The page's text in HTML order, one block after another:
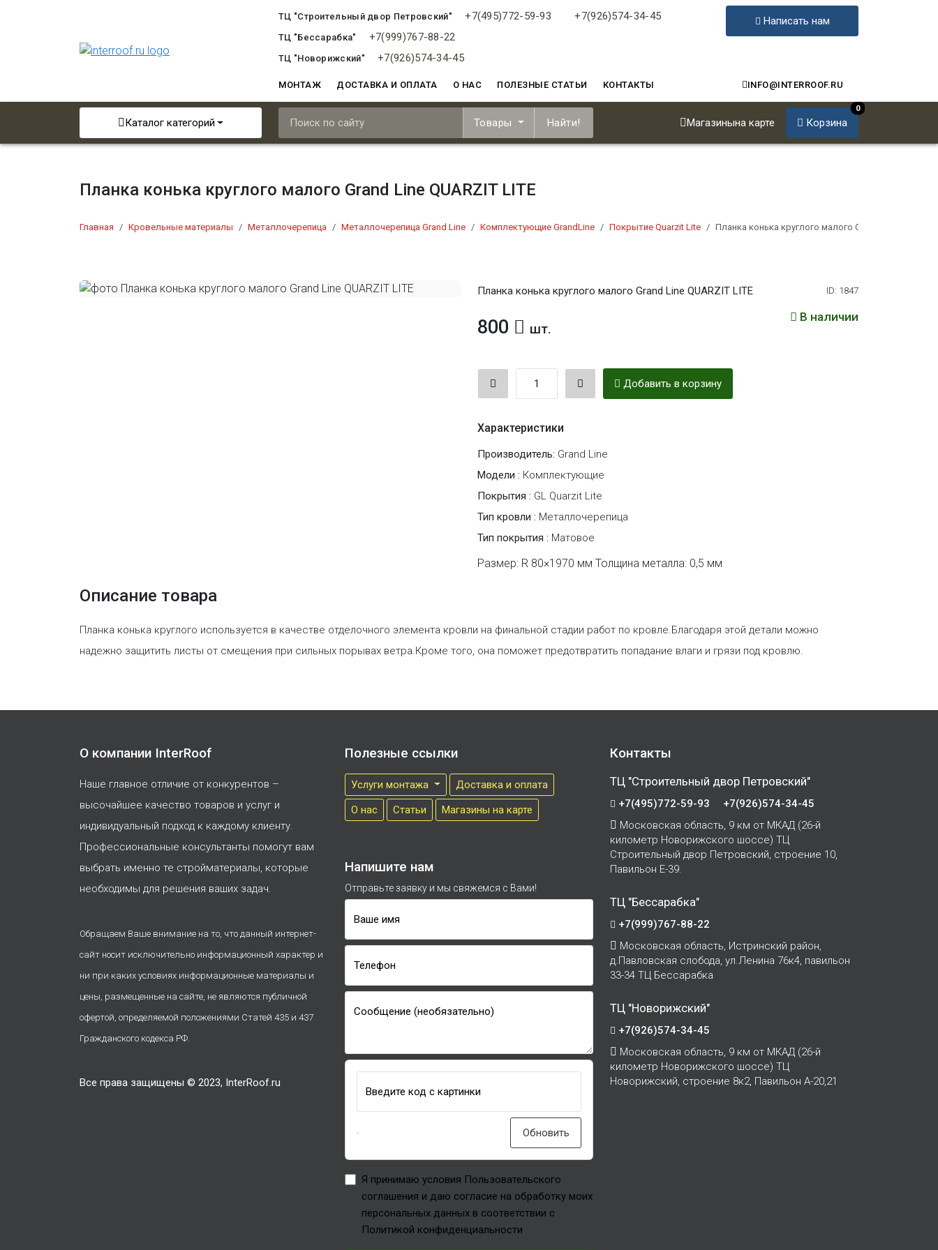
ТЦ "Строительный двор Петровский" +7(495)772-59-93 +7(926)574-34-45
ТЦ "Бессарабка" +7(999)767-88-22
ТЦ "Новорижский" +7(926)574-34-45
Написать нам
МОНТАЖ ДОСТАВКА И ОПЛАТА О НАС ПОЛЕЗНЫЕ СТАТЬИ КОНТАКТЫ INFO@INTERROOF.RU
Каталог категорий Товары Найти! Магазинына карте Корзина
0
Планка конька круглого малого Grand Line QUARZIT LITE
Главная Кровельные материалы Металлочерепица Металлочерепица Grand Line Комплектующие GrandLine Покрытие Quarzit Lite Планка конька круглого малого Grand Line QUARZIT
Планка конька круглого малого Grand Line QUARZIT LITE ID: 1847
В наличии
800 шт.
Добавить в корзину
Характеристики
Производитель: Grand Line
Модели : Комплектующие
Покрытия : GL Quarzit Lite
Тип кровли : Металлочерепица
Тип покрытия : Матовое
Размер: R 80×1970 мм Толщина металла: 0,5 мм
Описание товара
Планка конька круглого используется в качестве отделочного элемента кровли на финальной стадии работ по кровле.Благодаря этой детали можно
надежно защитить листы от смещения при сильных порывах ветра.Кроме того, она поможет предотвратить попадание влаги и грязи под кровлю.
О компании InterRoof
Наше главное отличие от конкурентов –
высочайшее качество товаров и услуг и
индивидуальный подход к каждому клиенту.
Профессиональные консультанты помогут вам
выбрать именно те стройматериалы, которые
необходимы для решения ваших задач.
Обращаем Ваше внимание на то, что данный интернет-
сайт носит исключительно информационный характер и
ни при каких условиях информационные материалы и
цены, размещенные на сайте, не являются публичной
офертой, определяемой положениями Статей 435 и 437
Гражданского кодекса РФ.
Все права защищены © 2023, InterRoof.ru
Полезные ссылки
Услуги монтажа
Доставка и оплата
О нас
Cтатьи Магазины на карте
Напишите нам
Отправьте заявку и мы свяжемся с Вами!
Ваше имя
Телефон
Сообщение (необязательно)
Введите код с картинки
Обновить
Я принимаю условия Пользовательского
соглашения и даю согласие на обработку моих
персональных данных в соответствии с
Политикой конфиденциальности
Контакты
ТЦ "Строительный двор Петровский"
+7(495)772-59-93
+7(926)574-34-45
Московская область, 9 км от МКАД (26-й
километр Новорижского шоссе) ТЦ
Строительный двор Петровский, строение 10,
Павильон Е-39.
ТЦ "Бессарабка"
+7(999)767-88-22
Московская область, Истринский район,
д.Павловская слобода, ул.Ленина 76к4, павильон
33-34 ТЦ Бессарабка
ТЦ "Новорижский"
+7(926)574-34-45
Московская область, 9 км от МКАД (26-й
километр Новорижского шоссе) ТЦ
Новорижский, строение 8к2, Павильон А-20,21